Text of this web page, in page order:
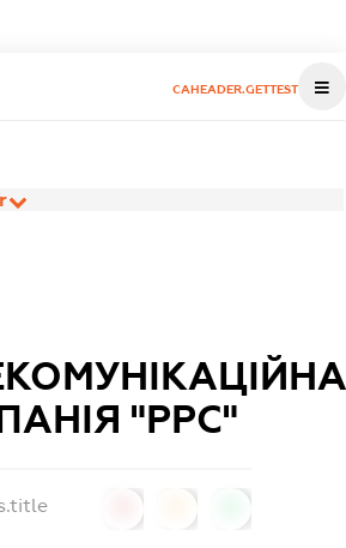
CAHEADER.GETTEST
"РРС"